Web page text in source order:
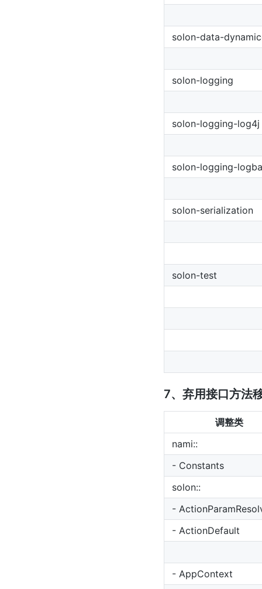
solon-data-
solon-logging
solon-logging-log4j
solon-logging-
solon-serialization
solon-test
7、弃用接口方法
调整类
nami::
- Constants
solon::
-
- ActionDefault
- AppContext